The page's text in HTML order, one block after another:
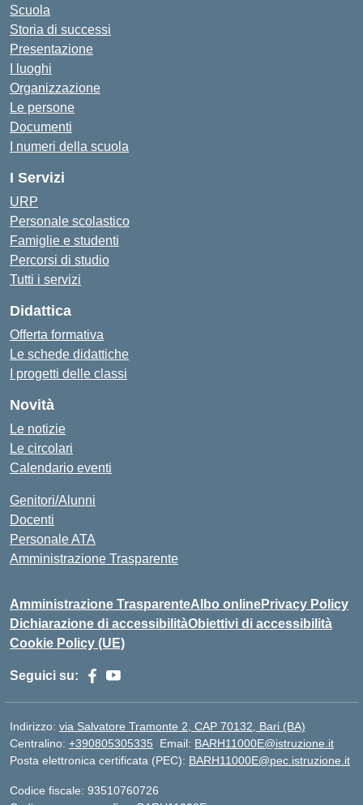
Scuola
Storia di successi
Presentazione
I luoghi
Organizzazione
Le persone
Documenti
I numeri della scuola
I Servizi
URP
Personale scolastico
Famiglie e studenti
Percorsi di studio
Tutti i servizi
Didattica
Offerta formativa
Le schede didattiche
I progetti delle classi
Novità
Le notizie
Le circolari
Calendario eventi
Genitori/Alunni
Docenti
Personale ATA
Amministrazione Trasparente
Amministrazione TrasparenteAlbo onlinePrivacy Policy
Dichiarazione di accessibilitàObiettivi di accessibilità
Cookie Policy (UE)
Seguici su:
Indirizzo: via Salvatore Tramonte 2, CAP 70132, Bari (BA)
Centralino: +390805305335 Email: BARH11000E@istruzione.it
Posta elettronica certificata (PEC): BARH11000E@pec.istruzione.it
Codice fiscale: 93510760726